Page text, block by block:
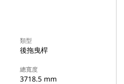
類型
後拖曳桿
總寬度
3718.5 mm